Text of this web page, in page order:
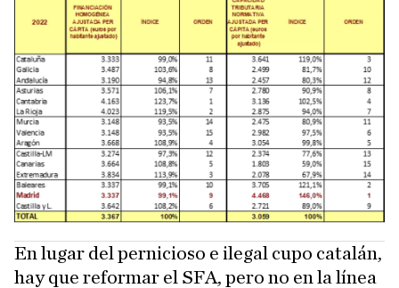
En lugar del pernicioso e ilegal cupo catalán,
hay que reformar el SFA, pero no en la línea